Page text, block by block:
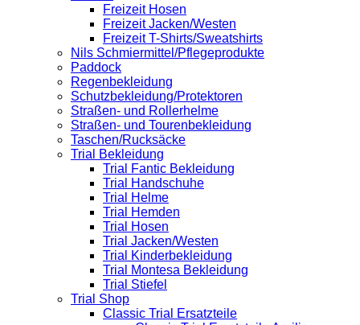
Freizeit Hosen
Freizeit Jacken/Westen
Freizeit T-Shirts/Sweatshirts
Nils Schmiermittel/Pflegeprodukte
Paddock
Regenbekleidung
Schutzbekleidung/Protektoren
Straßen- und Rollerhelme
Straßen- und Tourenbekleidung
Taschen/Rucksäcke
Trial Bekleidung
Trial Fantic Bekleidung
Trial Handschuhe
Trial Helme
Trial Hemden
Trial Hosen
Trial Jacken/Westen
Trial Kinderbekleidung
Trial Montesa Bekleidung
Trial Stiefel
Trial Shop
Classic Trial Ersatzteile